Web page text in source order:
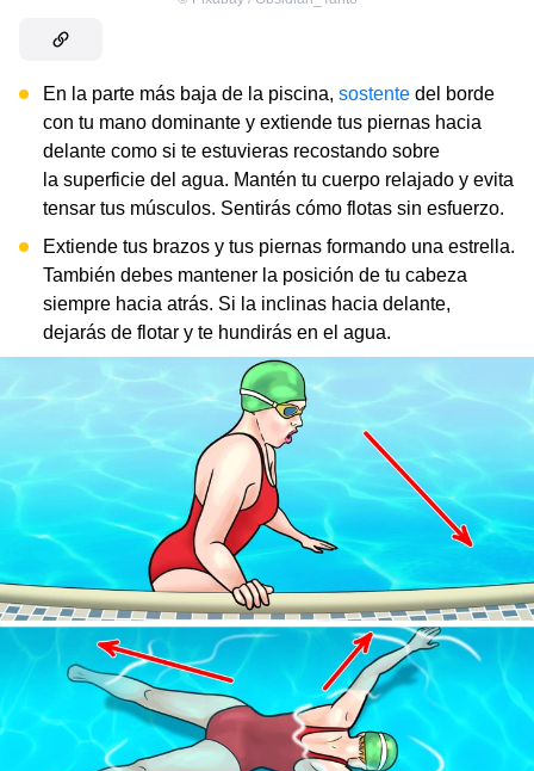
En la parte más baja de la piscina, sostente del borde
con tu mano dominante y extiende tus piernas hacia
delante como si te estuvieras recostando sobre
la superficie del agua. Mantén tu cuerpo relajado y evita
tensar tus músculos. Sentirás cómo flotas sin esfuerzo.
Extiende tus brazos y tus piernas formando una estrella.
También debes mantener la posición de tu cabeza
siempre hacia atrás. Si la inclinas hacia delante,
dejarás de flotar y te hundirás en el agua.